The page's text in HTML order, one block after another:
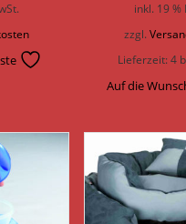
inkl. 19 %
zzgl.
Lieferzeit:4
Auf die